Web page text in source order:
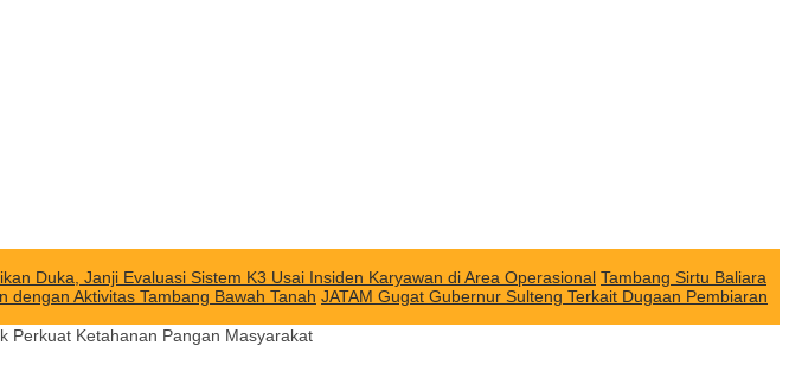
Duka, Janji Evaluasi Sistem K3 Usai Insiden Karyawan di Area Operasional Tambang Sirtu Baliara
dengan Aktivitas Tambang Bawah Tanah JATAM Gugat Gubernur Sulteng Terkait Dugaan Pembiaran
Perkuat Ketahanan Pangan Masyarakat